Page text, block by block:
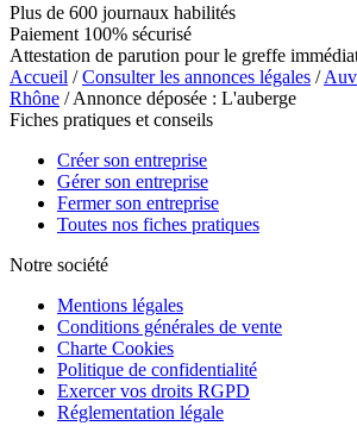
Plus de 600 journaux habilités
Paiement 100% sécurisé
Attestation de parution pour le greffe
Accueil /Consulter les annonces légales /
Rhône / Annonce déposée : L'auberge
Fiches pratiques et conseils
Créer son entreprise
Gérer son entreprise
Fermer son entreprise
Toutes nos fiches pratiques
Notre société
Mentions légales
Conditions générales de vente
Charte Cookies
Politique de confidentialité
Exercer vos droits RGPD
Réglementation légale